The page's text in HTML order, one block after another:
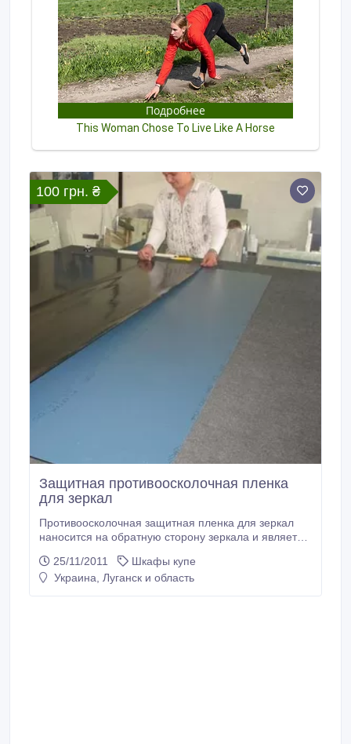
100 грн. ₴
Защитная противоосколочная пленка
для зеркал
Противоосколочная защитная пленка для зеркал
наносится на обратную сторону зеркала и является
зеркала, предохраняет от сырости и царапин, дает
дополнительную прочность зеркалу. Основой
25/11/2011
Шкафы купе
Украина, Луганск и область